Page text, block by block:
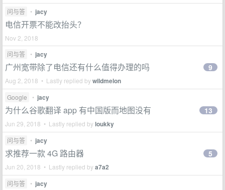
问与答
• jacy
电信开票不能改抬头？
Nov 2, 2018
问与答
• jacy
广州宽带除了电信还有什么值得办理的吗
Aug 2, 2018 • Lastly replied bywildmelon
9
Google • jacy
为什么谷歌翻译 app 有中国版而地图没有
Jun 29, 2018 • Lastly replied byloukky
13
问与答 • jacy
求推荐一款 4G 路由器
Jun 20, 2018 • Lastly replied bya7a2
5
问与答 • jacy